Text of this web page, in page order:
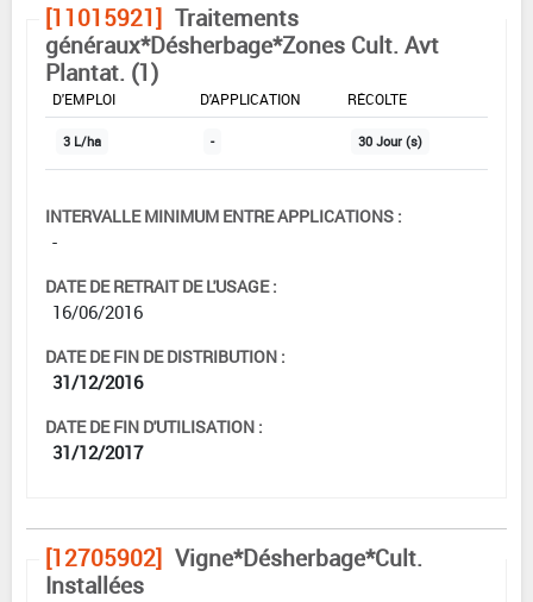
[11015921] Traitements
généraux*Désherbage*Zones Cult. Avt
Plantat. (1)
DOSE MAX
D'EMPLOI
D'APPLICATION
RÉCOLTE
3 L/ha - 30 Jour (s)
INTERVALLE MINIMUM ENTRE APPLICATIONS :
-
DATE DE RETRAIT DE L'USAGE :
16/06/2016
DATE DE FIN DE DISTRIBUTION :
31/12/2016
DATE DE FIN D'UTILISATION :
31/12/2017
[12705902] Vigne*Désherbage*Cult.
Installées